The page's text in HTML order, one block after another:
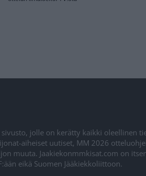
jolle on kerätty kaikki oleellinen
aiheiset uutiset, MM 2026
muuta. Jaakiekonmmkisat.com on
eikä Suomen Jääkiekkoliittoon.